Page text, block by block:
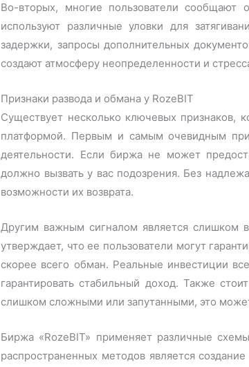
Во-вторых, многие пользователи
используют различные уловки для
задержки, запросы дополнительных
создают атмосферу неопределенности и
Признаки развода и обмана у RozeBIT
Существует несколько ключевых признаков,
платформой. Первым и самым очевидным
деятельности. Если биржа не может
должно вызвать у вас подозрения. Без
возможности их возврата.
Другим важным сигналом является слишком
утверждает, что ее пользователи могут
скорее всего обман. Реальные инвестиции
гарантировать стабильный доход. Также
слишком сложными или запутанными, это
Биржа «RozeBIT» применяет различные
распространенных методов является